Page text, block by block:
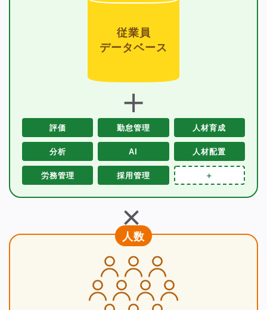
従業員
データベース
＋
評価 勤怠管理 人材育成
分析 AI 人材配置
労務管理 採用管理 ＋
＋
人数